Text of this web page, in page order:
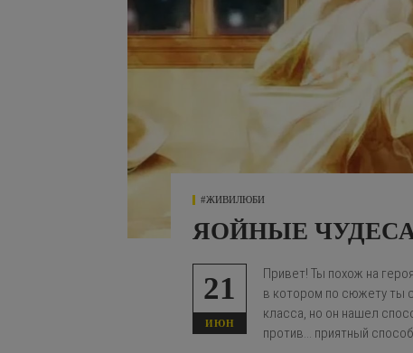
#ЖИВИЛЮБИ
ЯОЙНЫЕ
21
ИЮН
Привет! Ты похож на
в котором по сюжету ты
класса, но он нашел
против... приятный